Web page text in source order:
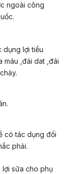
ngoài công
lợi tiểu
máu ,đái dat ,đái
có tác dụng đối
phải.
lợi sữa cho phụ